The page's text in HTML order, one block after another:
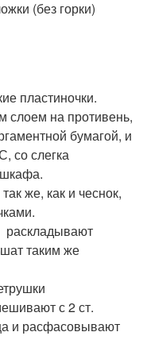
(без горки)
пластиночки.
слоем на противень,
бумагой, и
со слегка
же, как и чеснок,
раскладывают
таким же
с 2 ст.
и расфасовывают